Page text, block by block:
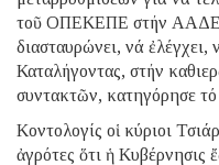
τοῦ ΟΠΕΚΕΠΕ στήν ΑΑΔΕ,
διασταυρώνει, νά ἐλέγχει,
Καταλήγοντας, στήν
συντακτῶν, κατηγόρησε
Κοντολογίς οἱ κύριοι
ἀγρότες ὅτι ἡ Κυβέρνησις